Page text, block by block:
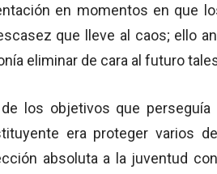
en momentos en que
que lleve al caos; ello
eliminar de cara al futuro
los objetivos que
era proteger varios
absoluta a la juventud